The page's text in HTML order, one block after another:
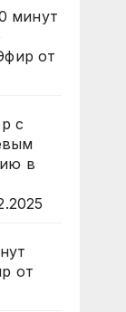
минут
от
с
в
от